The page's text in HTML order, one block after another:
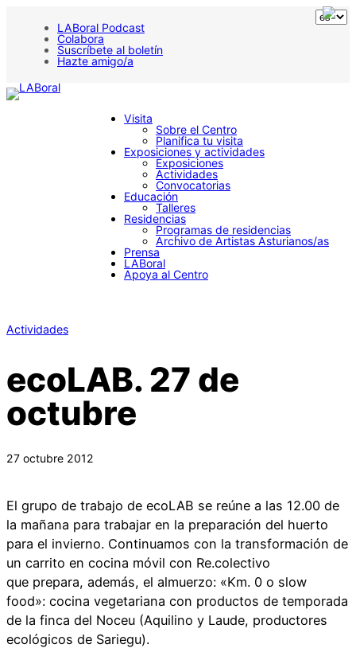
LABoral Podcast
Colabora
Suscríbete al boletín
Hazte amigo/a
Visita
Sobre el Centro
Planifica tu visita
Exposiciones y actividades
Exposiciones
Actividades
Convocatorias
Educación
Talleres
Residencias
Programas de residencias
Archivo de Artistas Asturianos/as
Prensa
LABoral
Apoya al Centro
Actividades
ecoLAB. 27 de
octubre
27 octubre 2012
El grupo de trabajo de ecoLAB se reúne a las 12.00 de
la mañana para trabajar en la preparación del huerto
para el invierno. Continuamos con la transformación de
un carrito en cocina móvil con Re.colectivo
que prepara, además, el almuerzo: «Km. 0 o slow
food»: cocina vegetariana con productos de temporada
de la finca del Noceu (Aquilino y Laude, productores
ecológicos de Sariegu).